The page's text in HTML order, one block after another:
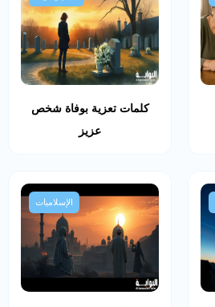
كلمات تعزية بوفاة شخص
عزيز
الإسلاميات